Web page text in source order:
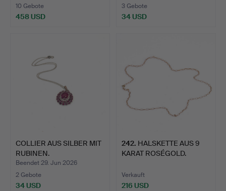
10 Gebote
458 USD
3 Gebote
34 USD
COLLIER AUS SILBER MIT
RUBINEN.
Beendet 29. Jun 2026
2 Gebote
34 USD
242. HALSKETTE AUS 9
KARAT ROSÉGOLD.
Verkauft
216 USD